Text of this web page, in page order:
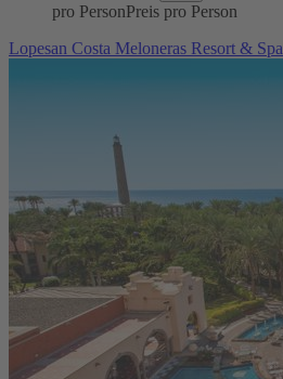
pro PersonPreis pro Person
Lopesan Costa Meloneras Resort & Spa